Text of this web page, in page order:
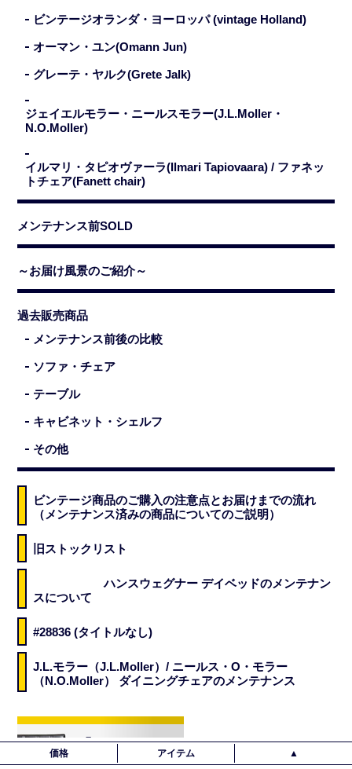
ビンテージオランダ・ヨーロッパ (vintage Holland)
オーマン・ユン(Omann Jun)
グレーテ・ヤルク(Grete Jalk)
ジェイエルモラー・ニールスモラー(J.L.Moller・
N.O.Moller)
イルマリ・タピオヴァーラ(Ilmari Tapiovaara) / ファネッ
トチェア(Fanett chair)
メンテナンス前SOLD
～お届け風景のご紹介～
過去販売商品
メンテナンス前後の比較
ソファ・チェア
テーブル
キャビネット・シェルフ
その他
ビンテージ商品のご購入の注意点とお届けまでの流れ
（メンテナンス済みの商品についてのご説明）
旧ストックリスト
ハンスウェグナー デイベッドのメンテナン
スについて
#28836 (タイトルなし)
J.L.モラー（J.L.Moller）/ ニールス・O・モラー
（N.O.Moller） ダイニングチェアのメンテナンス
価格 アイテム ▲